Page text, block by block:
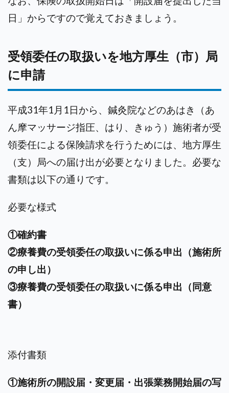
日」からですので覚えておきましょう。
受領委任の取扱いを地方厚生（市）局
に申請
平成31年1月1日から、鍼灸院などのあはき（あ
ん摩マッサージ指圧、はり、きゅう）施術者が受
領委任による保険請求を行うためには、地方厚生
（支）局への届け出が必要となりました。必要な
書類は以下の通りです。
必要な様式
①確約書
②療養費の受領委任の取扱いに係る申出（施術所
の申し出）
③療養費の受領委任の取扱いに係る申出（同意
書）
添付書類
①施術所の開設届・変更届・出張業務開始届の写